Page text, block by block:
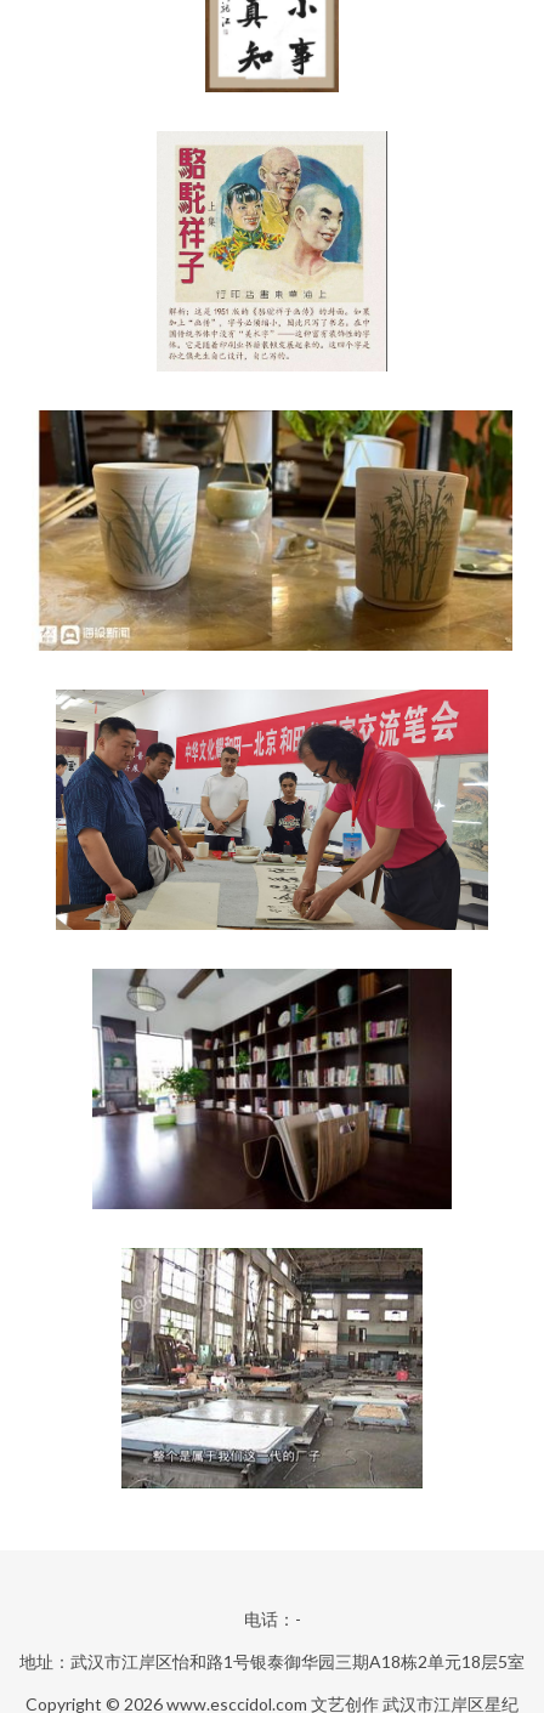
电话：-
地址：武汉市江岸区怡和路1号银泰御华园三期A18栋2单元18层5室
Copyright © 2026www.esccidol.com 文艺创作武汉市江岸区星纪